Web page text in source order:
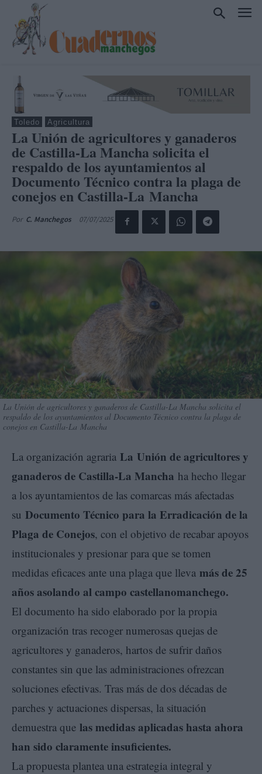
Toledo Agricultura
La Unión de agricultores y ganaderos
de Castilla-La Mancha solicita el
respaldo de los ayuntamientos al
Documento Técnico contra la plaga de
conejos en Castilla-La Mancha
Por C. Manchegos 07/07/2025
La Unión de agricultores y ganaderos de Castilla-La Mancha solicita el
respaldo de los ayuntamientos al Documento Técnico contra la plaga de
conejos en Castilla-La Mancha
La organización agraria La Unión de agricultores y
ganaderos de Castilla-La Mancha ha hecho llegar
a los ayuntamientos de las comarcas más afectadas
su Documento Técnico para la Erradicación de la
Plaga de Conejos, con el objetivo de recabar apoyos
institucionales y presionar para que se tomen
medidas eficaces ante una plaga que lleva más de 25
años asolando al campo castellanomanchego.
El documento ha sido elaborado por la propia
organización tras recoger numerosas quejas de
agricultores y ganaderos, hartos de sufrir daños
constantes sin que las administraciones ofrezcan
soluciones efectivas. Tras más de dos décadas de
parches y actuaciones dispersas, la situación
demuestra que las medidas aplicadas hasta ahora
han sido claramente insuficientes.
La propuesta plantea una estrategia integral y